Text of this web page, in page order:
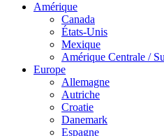
Amérique
Canada
États-Unis
Mexique
Amérique Centrale /
Europe
Allemagne
Autriche
Croatie
Danemark
Espagne